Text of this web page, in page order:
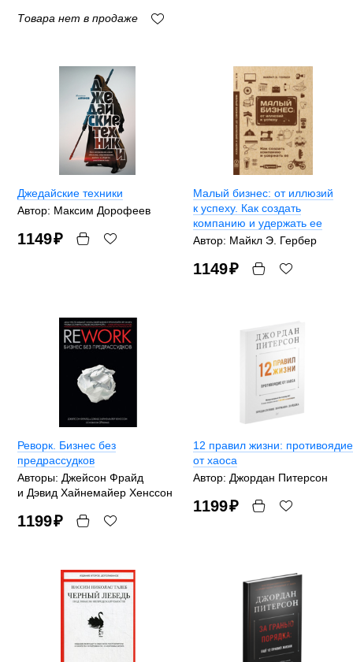
Товара нет в продаже
Джедайские техники
Автор: Максим Дорофеев
1149₽
Малый бизнес: от иллюзий
к успеху. Как создать
компанию и удержать ее
Автор: Майкл Э. Гербер
1149₽
Реворк. Бизнес без
предрассудков
Авторы: Джейсон Фрайд
и Дэвид Хайнемайер Хенссон
1199₽
12 правил жизни: противоядие
от хаоса
Автор: Джордан Питерсон
1199₽